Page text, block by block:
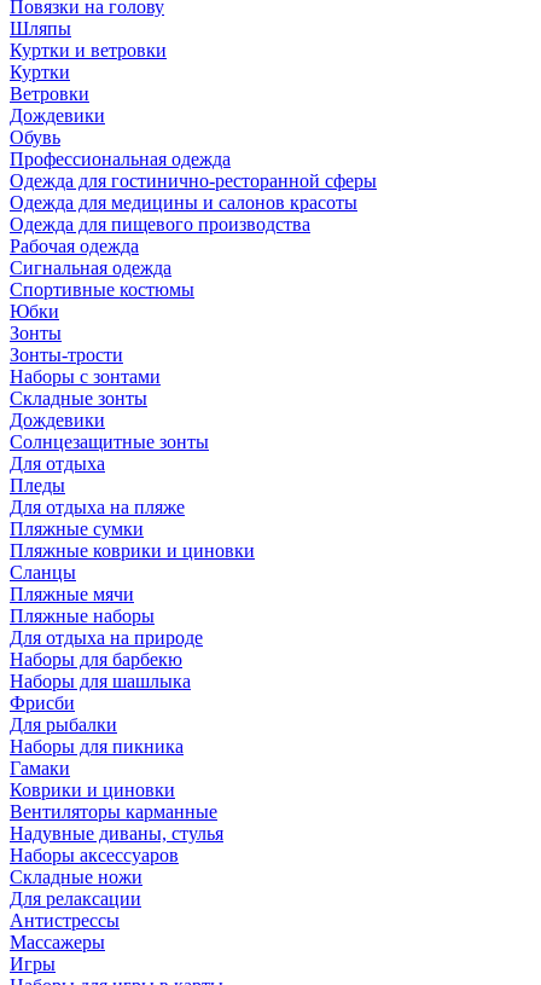
Повязки на голову
Шляпы
Куртки и ветровки
Куртки
Ветровки
Дождевики
Обувь
Профессиональная одежда
Одежда для гостинично-ресторанной сферы
Одежда для медицины и салонов красоты
Одежда для пищевого производства
Рабочая одежда
Сигнальная одежда
Спортивные костюмы
Юбки
Зонты
Зонты-трости
Наборы с зонтами
Складные зонты
Дождевики
Солнцезащитные зонты
Для отдыха
Пледы
Для отдыха на пляже
Пляжные сумки
Пляжные коврики и циновки
Сланцы
Пляжные мячи
Пляжные наборы
Для отдыха на природе
Наборы для барбекю
Наборы для шашлыка
Фрисби
Для рыбалки
Наборы для пикника
Гамаки
Коврики и циновки
Вентиляторы карманные
Надувные диваны, стулья
Наборы аксессуаров
Складные ножи
Для релаксации
Антистрессы
Массажеры
Игры